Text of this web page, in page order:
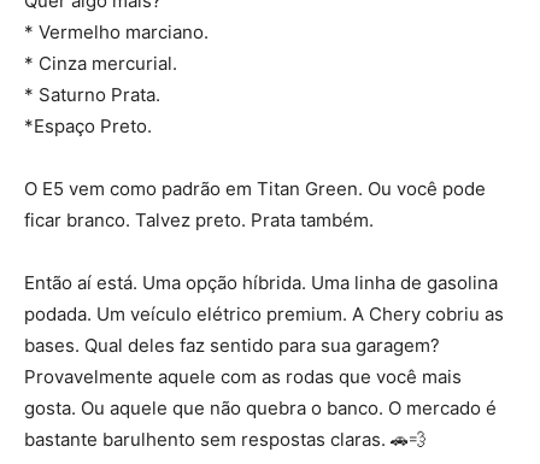
* Vermelho marciano.
* Cinza mercurial.
* Saturno Prata.
*Espaço Preto.
O E5 vem como padrão em Titan Green. Ou você pode
ficar branco. Talvez preto. Prata também.
Então aí está. Uma opção híbrida. Uma linha de gasolina
podada. Um veículo elétrico premium. A Chery cobriu as
bases. Qual deles faz sentido para sua garagem?
Provavelmente aquele com as rodas que você mais
gosta. Ou aquele que não quebra o banco. O mercado é
bastante barulhento sem respostas claras. 🚗💨